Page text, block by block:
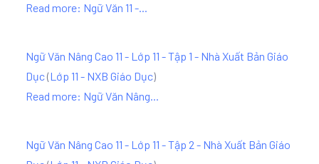
Read more: Ngữ Văn 11 -...
Ngữ Văn Nâng Cao 11 - Lớp 11 - Tập 1 - Nhà Xuất Bản Giáo
Dục(Lớp 11 - NXB Giáo Dục)
Read more: Ngữ Văn Nâng...
Ngữ Văn Nâng Cao 11 - Lớp 11 - Tập 2 - Nhà Xuất Bản Giáo